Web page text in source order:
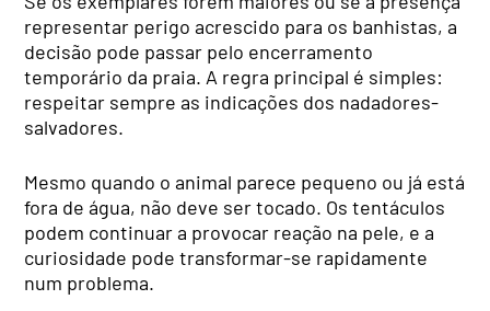
representar perigo acrescido para os banhistas, a
decisão pode passar pelo encerramento
temporário da praia. A regra principal é simples:
respeitar sempre as indicações dos nadadores-
salvadores.
Mesmo quando o animal parece pequeno ou já está
fora de água, não deve ser tocado. Os tentáculos
podem continuar a provocar reação na pele, e a
curiosidade pode transformar-se rapidamente
num problema.